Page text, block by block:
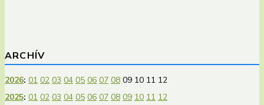
ARCHÍV
2026: 01 02 03 04 05 06 07 08 09 10 11 12
2025: 01 02 03 04 05 06 07 08 09 10 11 12